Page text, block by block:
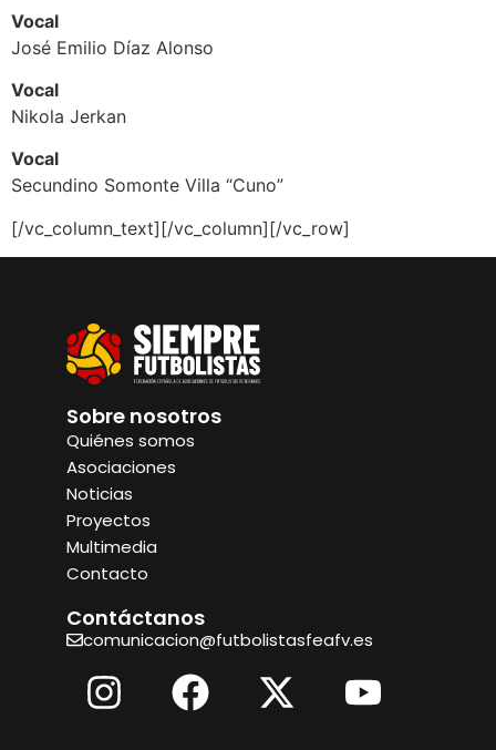
Vocal
José Emilio Díaz Alonso
Vocal
Nikola Jerkan
Vocal
Secundino Somonte Villa “Cuno”
[/vc_column_text][/vc_column][/vc_row]
Sobre nosotros
Quiénes somos
Asociaciones
Noticias
Proyectos
Multimedia
Contacto
Contáctanos
comunicacion@futbolistasfeafv.es